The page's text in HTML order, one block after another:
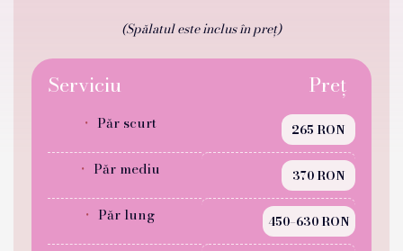
(Spălatul este inclus în preț)
Serviciu Preț
Păr scurt 265 RON
Păr mediu 370 RON
Păr lung 450–630 RON